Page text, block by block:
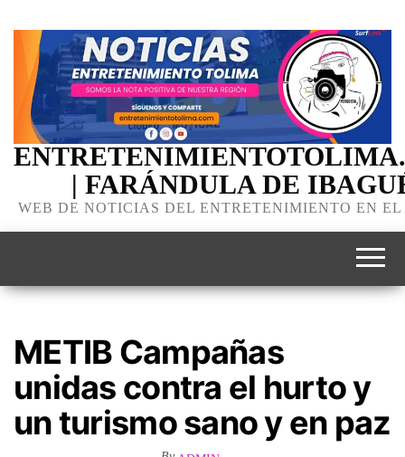
| FARÁNDULA DE
WEB DE NOTICIAS DEL ENTRETENIMIENTO EN
METIB Campañas
unidas contra el hurto y
un turismo sano y en paz